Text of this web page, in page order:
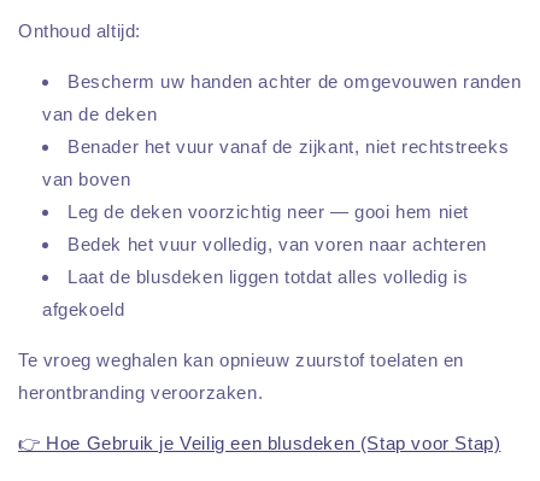
Onthoud altijd:
Bescherm uw handen achter de omgevouwen randen
van de deken
Benader het vuur vanaf de zijkant, niet rechtstreeks
van boven
Leg de deken voorzichtig neer — gooi hem niet
Bedek het vuur volledig, van voren naar achteren
Laat de blusdeken liggen totdat alles volledig is
afgekoeld
Te vroeg weghalen kan opnieuw zuurstof toelaten en
herontbranding veroorzaken.
👉 Hoe Gebruik je Veilig een blusdeken (Stap voor Stap)